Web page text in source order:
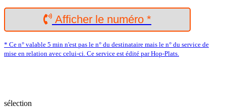
Afficher le numéro *
* Ce n° valable 5 min n'est pas le n° du destinataire mais le n° du service de
mise en relation avec celui-ci. Ce service est édité par Hop-Plats.
sélection